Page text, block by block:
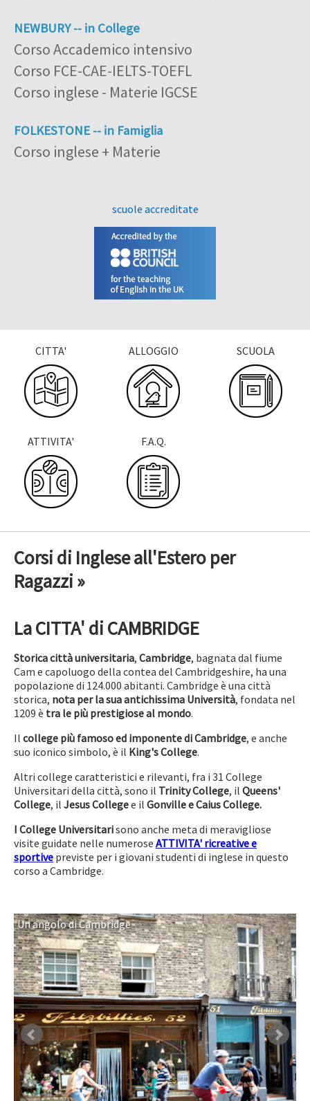
NEWBURY -- in College
Corso Accademico intensivo
Corso FCE-CAE-IELTS-TOEFL
Corso inglese - Materie IGCSE
FOLKESTONE -- in Famiglia
Corso inglese + Materie
scuole accreditate
CITTA' ALLOGGIO SCUOLA
ATTIVITA' F.A.Q.
Corsi di Inglese all'Estero per
Ragazzi »
La CITTA' di CAMBRIDGE
Storica città universitaria, Cambridge, bagnata dal fiume
Cam e capoluogo della contea del Cambridgeshire, ha una
popolazione di 124.000 abitanti. Cambridge è una città
storica, nota per la sua antichissima Università, fondata nel
1209 è tra le più prestigiose al mondo.
Il college più famoso ed imponente di Cambridge, e anche
suo iconico simbolo, è il King's College.
Altri college caratteristici e rilevanti, fra i 31 College
Universitari della città, sono il Trinity College, il Queens'
College, il Jesus Collegee il Gonville e Caius College.
I College Universitarisono anche meta di meravigliose
visite guidate nelle numerose ATTIVITA' ricreative e
sportive previste per i giovani studenti di inglese in questo
corso a Cambridge.
Un angolo di Cambridge